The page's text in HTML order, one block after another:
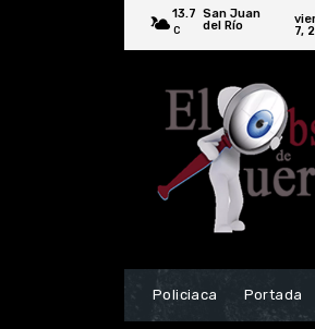
13.7
C
San Juan
del Río
7,
Policiaca Portada